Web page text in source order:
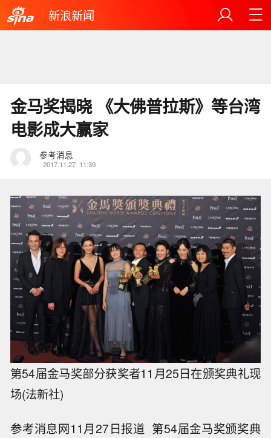
新浪新闻
金马奖揭晓 《大佛普拉斯》等台湾
电影成大赢家
参考消息
2017.11.27 11:39
第54届金马奖部分获奖者11月25日在颁奖典礼现
场(法新社)
参考消息网11月27日报道 第54届金马奖颁奖典